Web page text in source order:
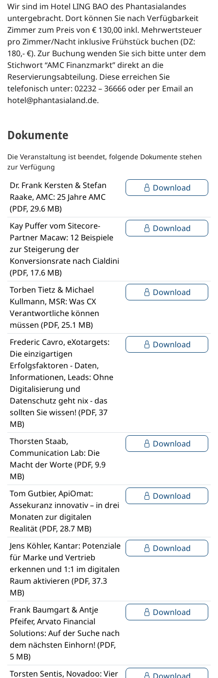
Wir sind im Hotel LING BAO des Phantasialandes
untergebracht. Dort können Sie nach Verfügbarkeit
Zimmer zum Preis von € 130,00 inkl. Mehrwertsteuer
pro Zimmer/Nacht inklusive Frühstück buchen (DZ:
180,- €). Zur Buchung wenden Sie sich bitte unter dem
Stichwort “AMC Finanzmarkt” direkt an die
Reservierungsabteilung. Diese erreichen Sie
telefonisch unter: 02232 – 36666 oder per Email an
hotel@phantasialand.de.
Dokumente
Die Veranstaltung ist beendet, folgende Dokumente stehen
zur Verfügung
Dr. Frank Kersten & Stefan
Raake, AMC: 25 Jahre AMC
(PDF, 29.6 MB)
Download
Kay Puffer vom Sitecore-
Partner Macaw: 12 Beispiele
zur Steigerung der
Konversionsrate nach Cialdini
(PDF, 17.6 MB)
Download
Torben Tietz & Michael
Kullmann, MSR: Was CX
Verantwortliche können
müssen (PDF, 25.1 MB)
Download
Frederic Cavro, eXotargets:
Die einzigartigen
Erfolgsfaktoren - Daten,
Informationen, Leads: Ohne
Digitalisierung und
Datenschutz geht nix - das
sollten Sie wissen! (PDF, 37
MB)
Download
Thorsten Staab,
Communication Lab: Die
Macht der Worte (PDF, 9.9
MB)
Download
Tom Gutbier, ApiOmat:
Assekuranz innovativ – in drei
Monaten zur digitalen
Realität (PDF, 28.7 MB)
Download
Jens Köhler, Kantar: Potenziale
für Marke und Vertrieb
erkennen und 1:1 im digitalen
Raum aktivieren (PDF, 37.3
MB)
Download
Frank Baumgart & Antje
Pfeifer, Arvato Financial
Solutions: Auf der Suche nach
dem nächsten Einhorn! (PDF,
5 MB)
Download
Torsten Sentis, Novadoo: Vier Download